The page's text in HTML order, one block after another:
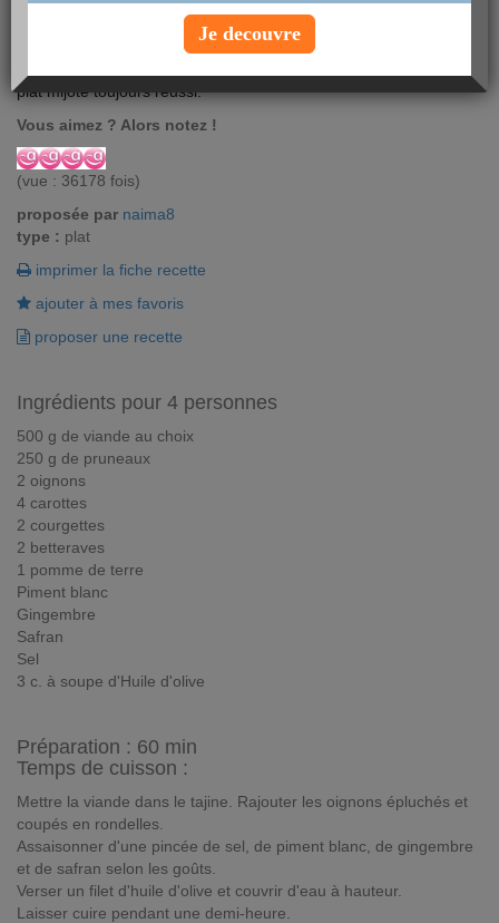
Offrez vous une escapade orientale avec cette recette de tajine
plat mijoté toujours réussi.
Vous aimez ? Alors notez !
(vue : 36178 fois)
proposée par naima8
type : plat
imprimer la fiche recette
ajouter à mes favoris
proposer une recette
Ingrédients pour 4 personnes
500 g de viande au choix
250 g de pruneaux
2 oignons
4 carottes
2 courgettes
2 betteraves
1 pomme de terre
Piment blanc
Gingembre
Safran
Sel
3 c. à soupe d'Huile d'olive
Préparation : 60 min
Temps de cuisson :
Mettre la viande dans le tajine. Rajouter les oignons épluchés et
coupés en rondelles.
Assaisonner d'une pincée de sel, de piment blanc, de gingembre
et de safran selon les goûts.
Verser un filet d'huile d'olive et couvrir d'eau à hauteur.
Laisser cuire pendant une demi-heure.
Je decouvre